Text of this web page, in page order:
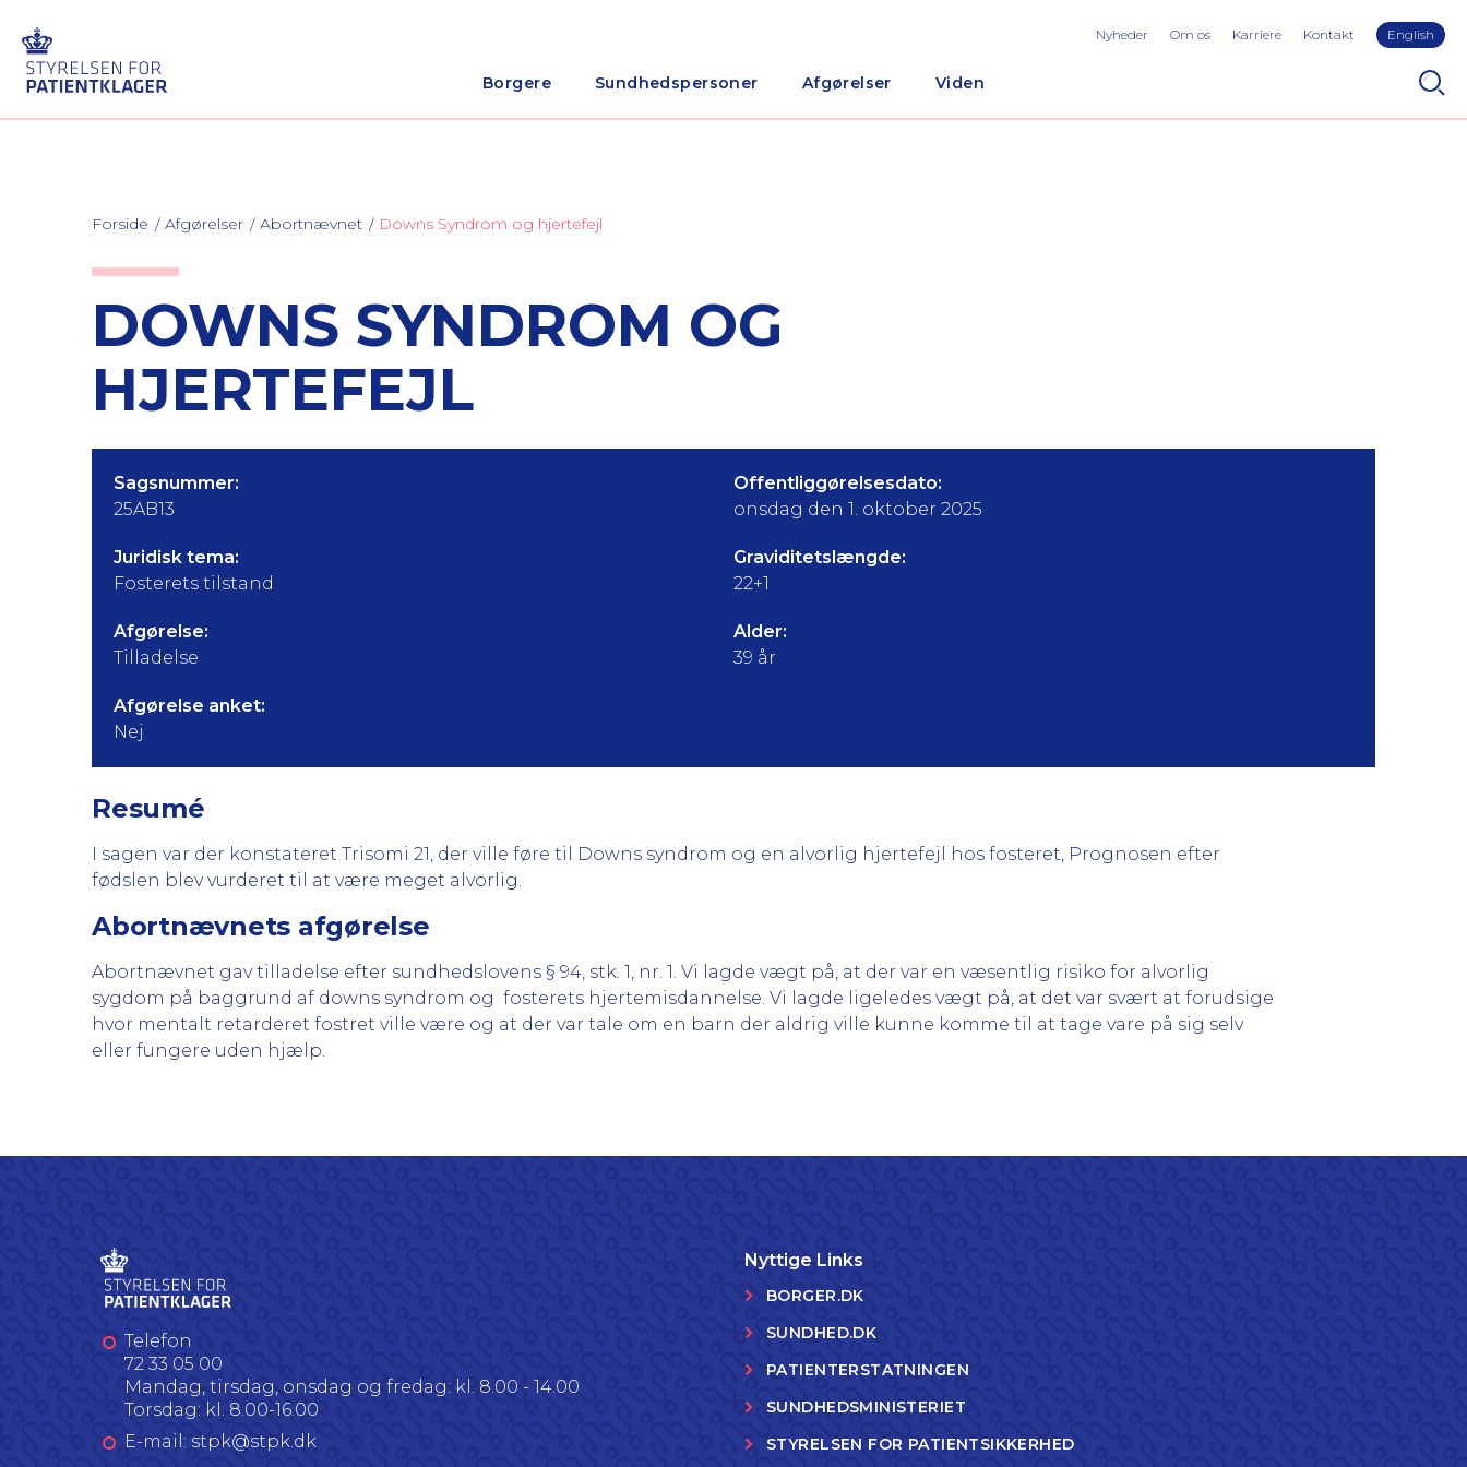
Borgere Sundhedspersoner Afgørelser Viden
Nyheder Om os Karriere Kontakt English
Forside Afgørelser Abortnævnet Downs Syndrom og hjertefejl
DOWNS SYNDROM OG
HJERTEFEJL
Sagsnummer:
25AB13
Offentliggørelsesdato:
onsdag den 1. oktober 2025
Juridisk tema:
Fosterets tilstand
Graviditetslængde:
22+1
Afgørelse:
Tilladelse
Alder:
39 år
Afgørelse anket:
Nej
Resumé
I sagen var der konstateret Trisomi 21, der ville føre til Downs syndrom og en alvorlig hjertefejl hos fosteret, Prognosen efter
fødslen blev vurderet til at være meget alvorlig.
Abortnævnets afgørelse
Abortnævnet gav tilladelse efter sundhedslovens § 94, stk. 1, nr. 1. Vi lagde vægt på, at der var en væsentlig risiko for alvorlig
sygdom på baggrund af downs syndrom og fosterets hjertemisdannelse. Vi lagde ligeledes vægt på, at det var svært at forudsige
hvor mentalt retarderet fostret ville være og at der var tale om en barn der aldrig ville kunne komme til at tage vare på sig selv
eller fungere uden hjælp.
Telefon
72 33 05 00
Mandag, tirsdag, onsdag og fredag: kl. 8.00 - 14.00
Torsdag: kl. 8.00-16.00
E-mail: stpk@stpk.dk
Nyttige Links
BORGER.DK
SUNDHED.DK
PATIENTERSTATNINGEN
SUNDHEDSMINISTERIET
STYRELSEN FOR PATIENTSIKKERHED